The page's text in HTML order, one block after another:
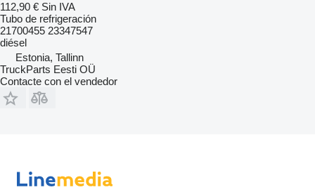
112,90 € Sin IVA
Tubo de refrigeración
21700455 23347547
diésel
Estonia, Tallinn
TruckParts Eesti OÜ
Contacte con el vendedor